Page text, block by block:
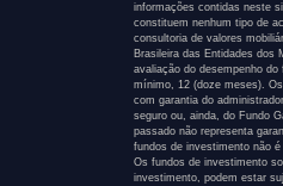
informações contidas neste
constituem nenhum tipo de
consultoria de valores
Brasileira das Entidades dos
avaliação do desempenho
mínimo, 12 (doze meses).
com garantia do
seguro ou, ainda, do Fundo
passado não representa
fundos de investimento não
Os fundos de investimento
investimento, podem estar